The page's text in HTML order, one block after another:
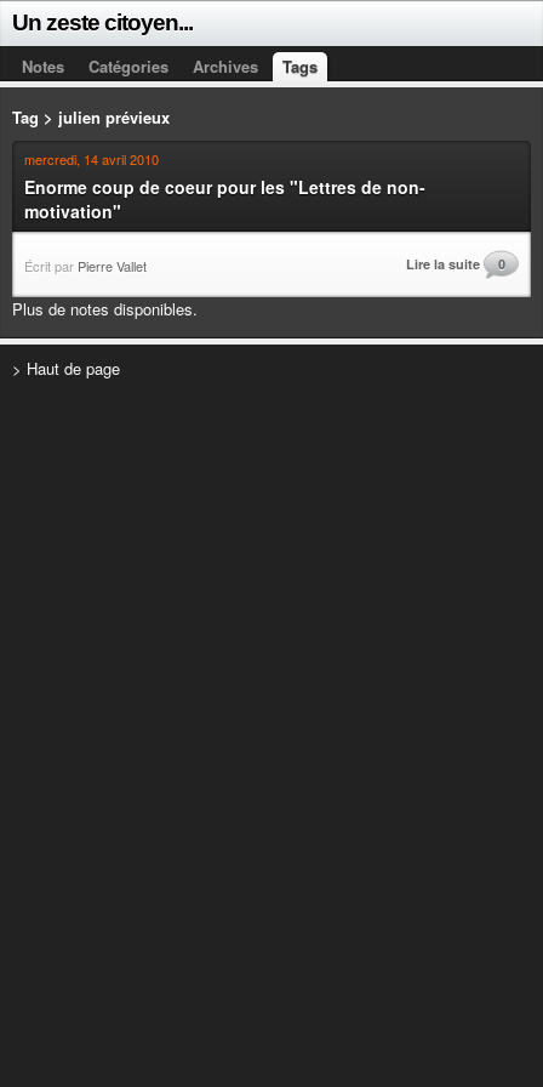
Un zeste citoyen...
Notes Catégories Archives Tags
Tag > julien prévieux
mercredi, 14 avril 2010
Enorme coup de coeur pour les "Lettres de non-
motivation"
Écrit par Pierre Vallet Lire la suite 0
Plus de notes disponibles.
> Haut de page